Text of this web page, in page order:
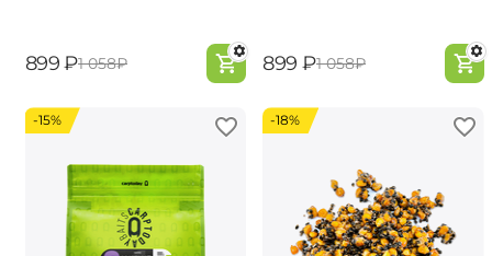
‍899‍ ₽‍1 058‍₽ ‍899‍ ₽‍1 058‍₽
-15% -18%